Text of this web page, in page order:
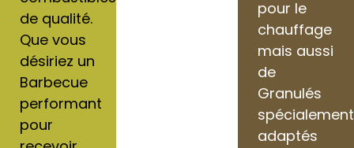
de qualité.
Que vous
désiriez un
Barbecue
performant
pour
pour le
chauffage
mais aussi
de
Granulés
spécialement
adaptés